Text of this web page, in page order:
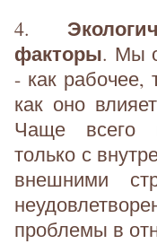
4.
факторы. Мы
- как рабочее,
как оно
Чаще всего
только с
внешними
проблемы в